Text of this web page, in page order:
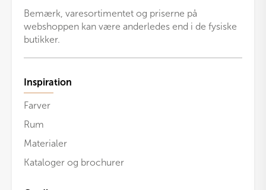
Bemærk, varesortimentet og priserne på
webshoppen kan være anderledes end i de fysiske
butikker.
Inspiration
Farver
Rum
Materialer
Kataloger og brochurer